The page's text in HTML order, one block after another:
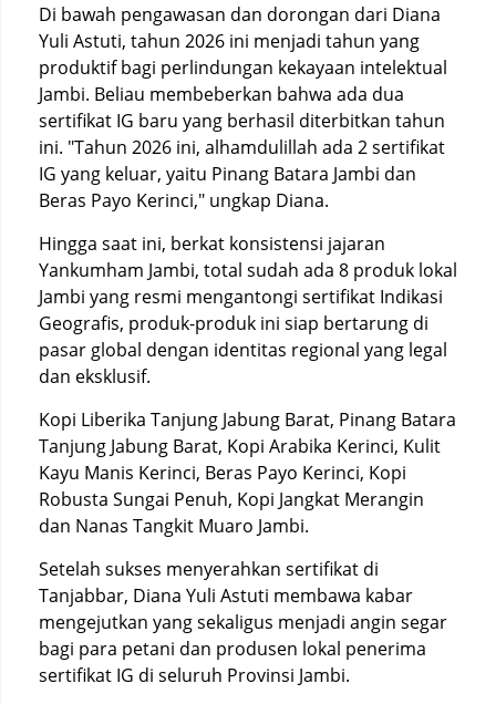
Di bawah pengawasan dan dorongan dari Diana
Yuli Astuti, tahun 2026 ini menjadi tahun yang
produktif bagi perlindungan kekayaan intelektual
Jambi. Beliau membeberkan bahwa ada dua
sertifikat IG baru yang berhasil diterbitkan tahun
ini. "Tahun 2026 ini, alhamdulillah ada 2 sertifikat
IG yang keluar, yaitu Pinang Batara Jambi dan
Beras Payo Kerinci," ungkap Diana.
Hingga saat ini, berkat konsistensi jajaran
Yankumham Jambi, total sudah ada 8 produk lokal
Jambi yang resmi mengantongi sertifikat Indikasi
Geografis, produk-produk ini siap bertarung di
pasar global dengan identitas regional yang legal
dan eksklusif.
Kopi Liberika Tanjung Jabung Barat, Pinang Batara
Tanjung Jabung Barat, Kopi Arabika Kerinci, Kulit
Kayu Manis Kerinci, Beras Payo Kerinci, Kopi
Robusta Sungai Penuh, Kopi Jangkat Merangin
dan Nanas Tangkit Muaro Jambi.
Setelah sukses menyerahkan sertifikat di
Tanjabbar, Diana Yuli Astuti membawa kabar
mengejutkan yang sekaligus menjadi angin segar
bagi para petani dan produsen lokal penerima
sertifikat IG di seluruh Provinsi Jambi.